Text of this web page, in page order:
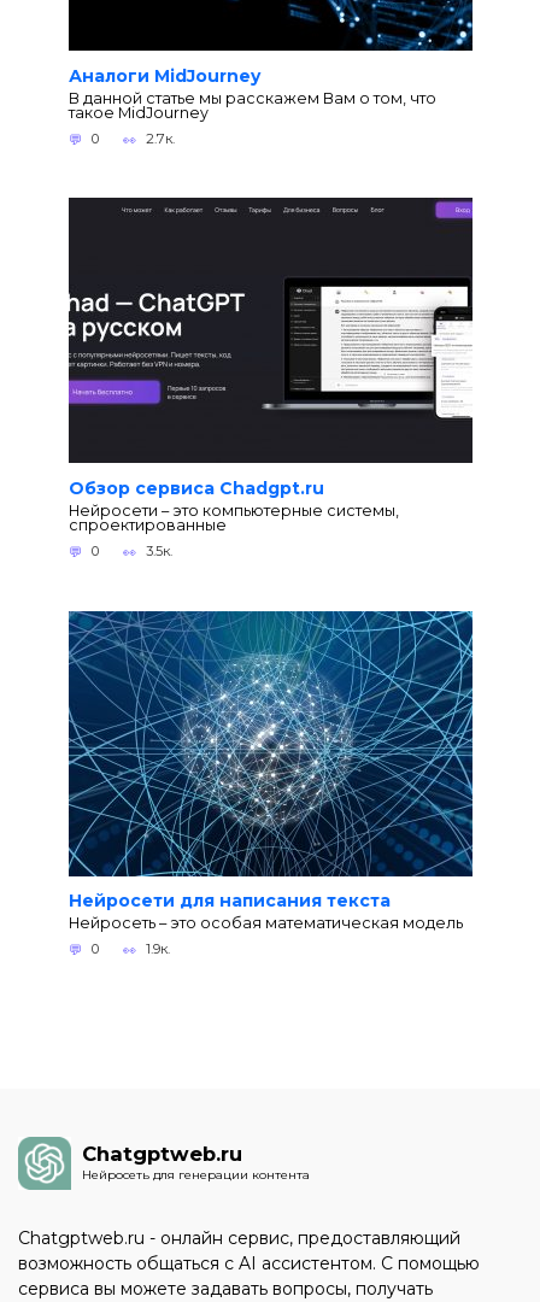
Аналоги MidJourney
В данной статье мы расскажем Вам о том, что
такое MidJourney
0 2.7к.
Обзор сервиса Chadgpt.ru
Нейросети – это компьютерные системы,
спроектированные
0 3.5к.
Нейросети для написания текста
Нейросеть – это особая математическая модель
0 1.9к.
Chatgptweb.ru
Нейросеть для генерации контента
Chatgptweb.ru - онлайн сервис, предоставляющий
возможность общаться с AI ассистентом. С помощью
сервиса вы можете задавать вопросы, получать